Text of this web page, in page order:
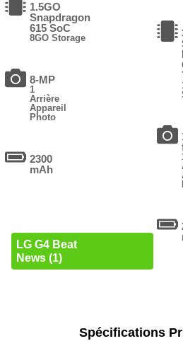
1.5GO
Snapdragon
615 SoC
8GO Storage
8-MP
1
Arrière
Appareil
Photo
2300
mAh
LG G4 Beat
News (1)
Spécifications